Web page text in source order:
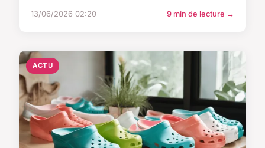
13/06/2026 02:20 9 min de lecture →
ACTU